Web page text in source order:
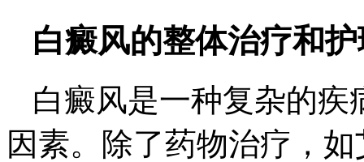
白癜风的整体治疗和
白癜风是一种复杂的
因素。除了药物治疗，